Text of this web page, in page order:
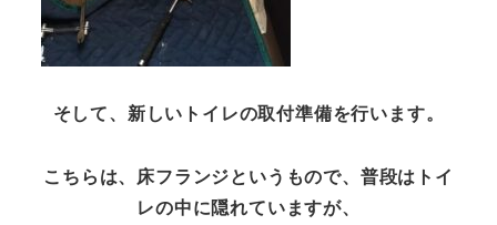
そして、新しいトイレの取付準備を行います。
こちらは、床フランジというもので、普段はトイ
レの中に隠れていますが、